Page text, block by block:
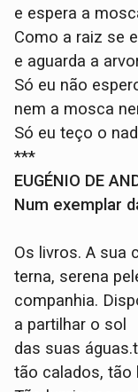
e espera a
Como a raiz se
e aguarda a
Só eu não
nem a mosca
Só eu teço o
***
EUGÉNIO DE
Num exemplar
Os livros. A sua
terna, serena
companhia.
a partilhar o sol
das suas
tão calados, tão